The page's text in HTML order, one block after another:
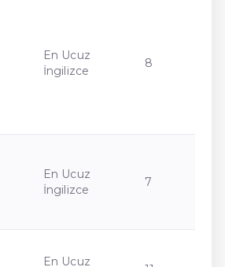
En Ucuz
İngilizce
8
En Ucuz
İngilizce
7
En Ucuz